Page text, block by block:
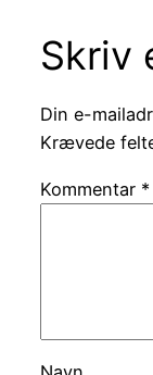
Skriv
Din e-
Krævede
Kommentar *